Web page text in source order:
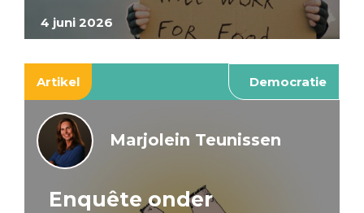
4 juni 2026
Artikel Democratie
Marjolein Teunissen
Enquête onder